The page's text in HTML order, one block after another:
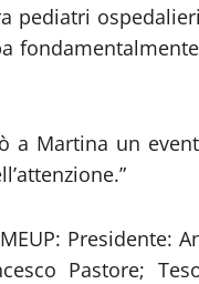
pediatri
a Martina un
Presidente:
Pastore;